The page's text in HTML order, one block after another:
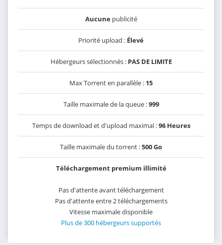
Aucunepublicité
Priorité upload : Élevé
Hébergeurs sélectionnés : PAS DE LIMITE
Max Torrent en parallèle : 15
Taille maximale de la queue :999
Temps de download et d'upload maximal :96 Heures
Taille maximale du torrent :500 Go
Téléchargement premium illimité
Pas d'attente avant téléchargement
Pas d'attente entre 2 téléchargements
Vitesse maximale disponible
Plus de 300 hébergeurs supportés